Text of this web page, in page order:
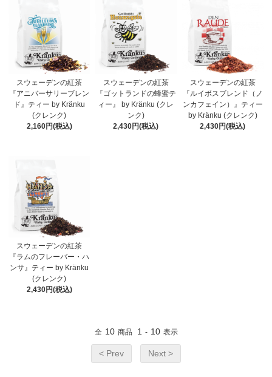
スウェーデンの紅茶
『アニバーサリーブレン
ド』ティー by Kränku
(クレンク)
2,160円(税込)
スウェーデンの紅茶
『ゴットランドの蜂蜜テ
ィー』 by Kränku (クレ
ンク)
2,430円(税込)
スウェーデンの紅茶
『ルイボスブレンド（ノ
ンカフェイン）』ティー
by Kränku (クレンク)
2,430円(税込)
スウェーデンの紅茶
『ラムのフレーバー・ハ
ンサ』ティー by Kränku
(クレンク)
2,430円(税込)
全 10 商品 1 - 10 表示
< Prev Next >